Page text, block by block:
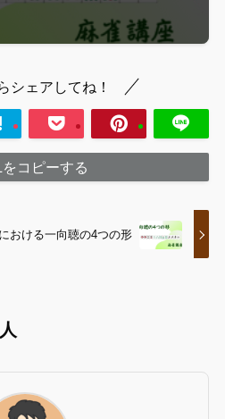
シェアしてね！
コピーする
おける一向聴の4つの形